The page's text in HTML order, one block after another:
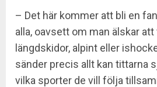
– Det här kommer att bli en
alla, oavsett om man älskar
längdskidor, alpint eller
sänder precis allt kan tittarna
vilka sporter de vill följa